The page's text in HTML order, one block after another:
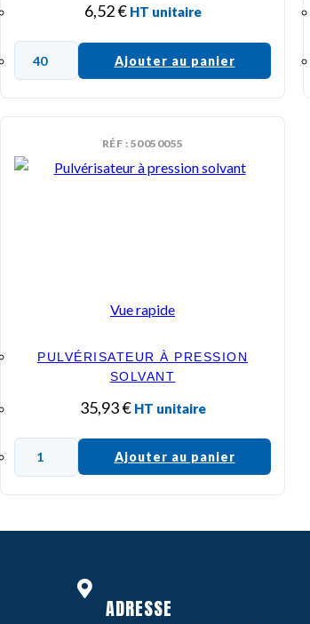
6,52€ HT unitaire
Ajouter au panier
RÉF : 50050055
Vue rapide
PULVÉRISATEUR À PRESSION
SOLVANT
35,93€ HT unitaire
Ajouter au panier
ADRESSE